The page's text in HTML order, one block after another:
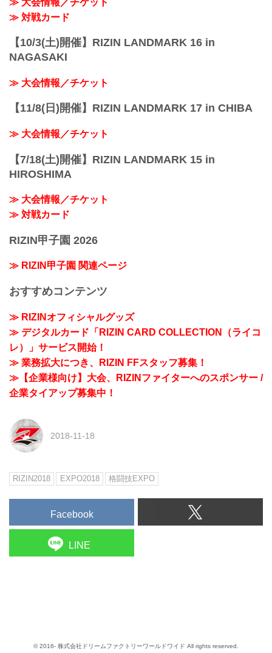
≫ 対戦カード
【10/3(土)開催】RIZIN LANDMARK 16 in
NAGASAKI
≫ 大会情報／チケット
【11/8(日)開催】RIZIN LANDMARK 17 in CHIBA
≫ 大会情報／チケット
【7/18(土)開催】RIZIN LANDMARK 15 in
HIROSHIMA
≫ 大会情報／チケット
≫ 対戦カード
RIZIN甲子園 2026
≫ RIZIN甲子園 関連ページ
おすすめコンテンツ
≫ RIZINオフィシャルグッズ
≫ デジタルカード「RIZIN CARD COLLECTION（ライコ
レ）」サービス開始！
≫ 業務拡大につき、RIZIN FFスタッフ募集！
≫【企業様向け】大会、RIZINファイターへのスポンサー /
企業タイアップ募集中！
2018-11-18
RIZIN2018 EXPO2018 格闘技EXPO
Facebook
LINE
© 2016- 株式会社ドリームファクトリーワールドワイド All rights reserved.